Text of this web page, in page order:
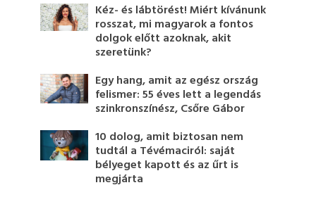
Kéz- és lábtörést! Miért kívánunk
rosszat, mi magyarok a fontos
dolgok előtt azoknak, akit
szeretünk?
Egy hang, amit az egész ország
felismer: 55 éves lett a legendás
szinkronszínész, Csőre Gábor
10 dolog, amit biztosan nem
tudtál a Tévémaciról: saját
bélyeget kapott és az űrt is
megjárta